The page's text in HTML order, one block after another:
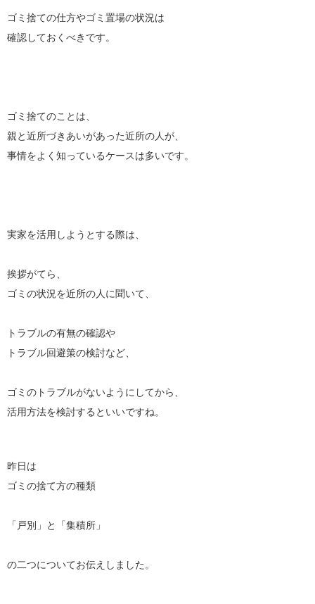
ゴミ捨ての仕方やゴミ置場の状況は
確認しておくべきです。
ゴミ捨てのことは、
親と近所づきあいがあった近所の人が、
事情をよく知っているケースは多いです。
実家を活用しようとする際は、
挨拶がてら、
ゴミの状況を近所の人に聞いて、
トラブルの有無の確認や
トラブル回避策の検討など、
ゴミのトラブルがないようにしてから、
活用方法を検討するといいですね。
昨日は
ゴミの捨て方の種類
「戸別」と「集積所」
の二つについてお伝えしました。